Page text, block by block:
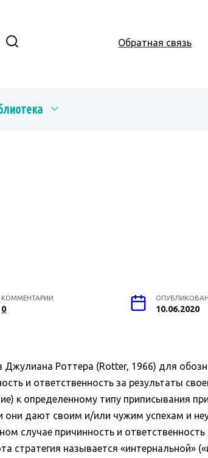
Обратная связь
КОММЕНТАРИИ
0 10.06.2020
Роттера (Rotter, 1966) для
и ответственность за результаты
к определенному типу приписывания
они дают своим и/или чужим успехам и
случае причинность и
называется «интернальной»